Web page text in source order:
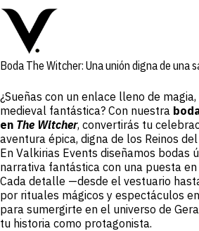
contenido
Boda The Witcher: Una unión digna de una
¿Sueñas con un enlace lleno de
medieval fantástica? Con nuestra
en The Witcher, convertirás tu
aventura épica, digna de los Reinos
En Valkirias Events diseñamos bodas
narrativa fantástica con una puesta
Cada detalle —desde el vestuario
por rituales mágicos y espectáculos
para sumergirte en el universo de
tu historia como protagonista.